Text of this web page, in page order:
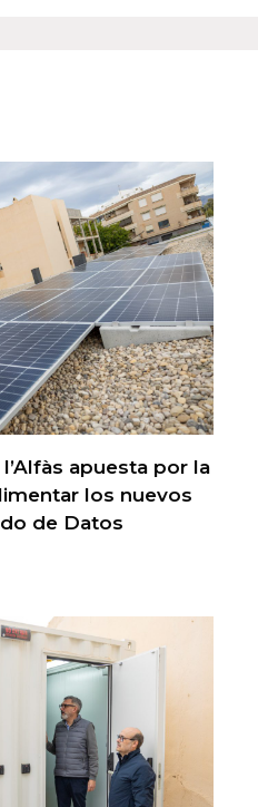
apuesta por la
los nuevos
de Datos